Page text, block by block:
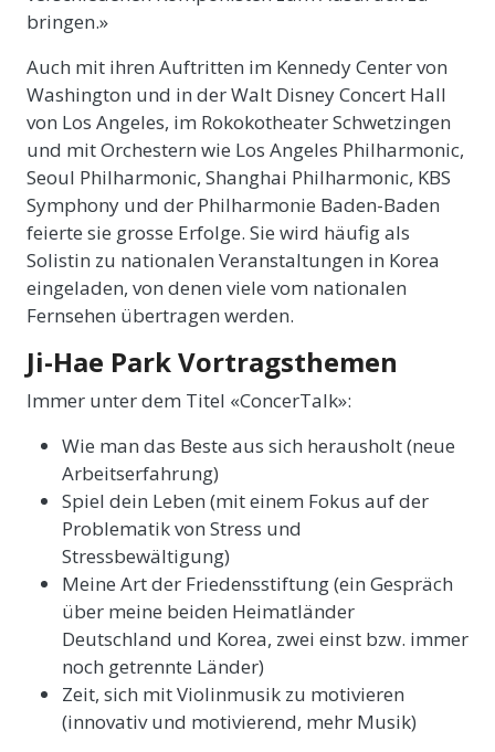
bringen.»
Auch mit ihren Auftritten im Kennedy Center von
Washington und in der Walt Disney Concert Hall
von Los Angeles, im Rokokotheater Schwetzingen
und mit Orchestern wie Los Angeles Philharmonic,
Seoul Philharmonic, Shanghai Philharmonic, KBS
Symphony und der Philharmonie Baden-Baden
feierte sie grosse Erfolge. Sie wird häufig als
Solistin zu nationalen Veranstaltungen in Korea
eingeladen, von denen viele vom nationalen
Fernsehen übertragen werden.
Ji-Hae Park Vortragsthemen
Immer unter dem Titel «ConcerTalk»:
Wie man das Beste aus sich herausholt (neue
Arbeitserfahrung)
Spiel dein Leben (mit einem Fokus auf der
Problematik von Stress und
Stressbewältigung)
Meine Art der Friedensstiftung (ein Gespräch
über meine beiden Heimatländer
Deutschland und Korea, zwei einst bzw. immer
noch getrennte Länder)
Zeit, sich mit Violinmusik zu motivieren
(innovativ und motivierend, mehr Musik)